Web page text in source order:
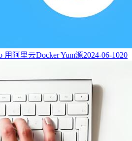
用阿里云Docker Yum源2024-06-1020